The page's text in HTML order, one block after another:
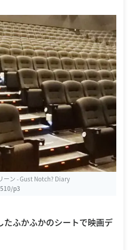
ーン - Gust Notch? Diary
p3
たふかふかのシートで映画デ